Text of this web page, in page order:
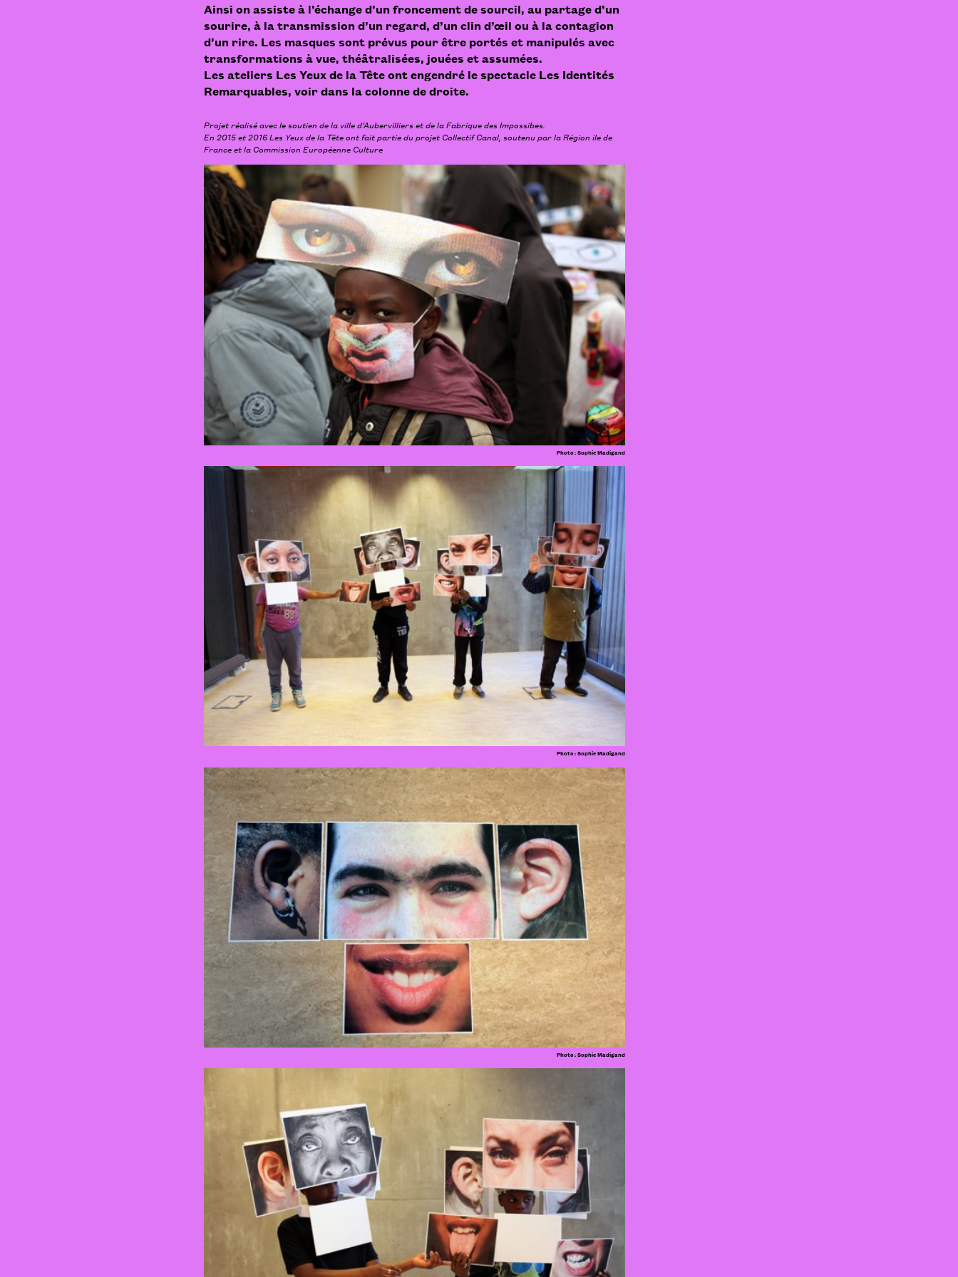
Ainsi on assiste à l’échange d’un froncement de sourcil, au partage d’un
sourire, à la transmission d’un regard, d’un clin d’œil ou à la contagion
d’un rire. Les masques sont prévus pour être portés et manipulés avec
transformations à vue, théâtralisées, jouées et assumées.
Les ateliers Les Yeux de la Têteont engendré le spectacle Les Identités
Remarquables, voir dans la colonne de droite.
Projet réalisé avec le soutien de la ville d’Aubervilliers et dela Fabrique des Impossibes.
En 2015 et 2016 Les Yeux de la Tête ont fait partie duprojet Collectif Canal, soutenu par la Région ile de
France et la Commission Européenne Culture
Photo : Sophie Madigand
Photo : Sophie Madigand
Photo : Sophie Madigand